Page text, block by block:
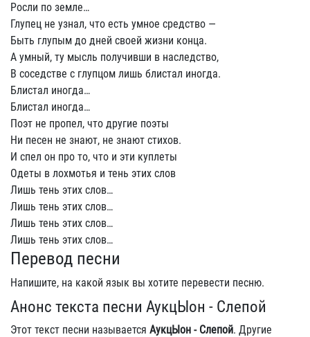
Росли по земле…
Глупец не узнал, что есть умное средство —
Быть глупым до дней своей жизни конца.
А умный, ту мысль получивши в наследство,
В соседстве с глупцом лишь блистал иногда.
Блистал иногда…
Блистал иногда…
Поэт не пропел, что другие поэты
Ни песен не знают, не знают стихов.
И спел он про то, что и эти куплеты
Одеты в лохмотья и тень этих слов
Лишь тень этих слов…
Лишь тень этих слов…
Лишь тень этих слов…
Лишь тень этих слов…
Перевод песни
Напишите, на какой язык вы хотите перевести песню.
Анонс текста песни АукцЫон - Слепой
Этот текст песни называется АукцЫон - Слепой. Другие